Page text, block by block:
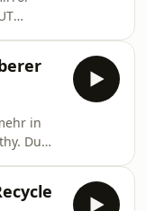
seiner
auch
in
Du